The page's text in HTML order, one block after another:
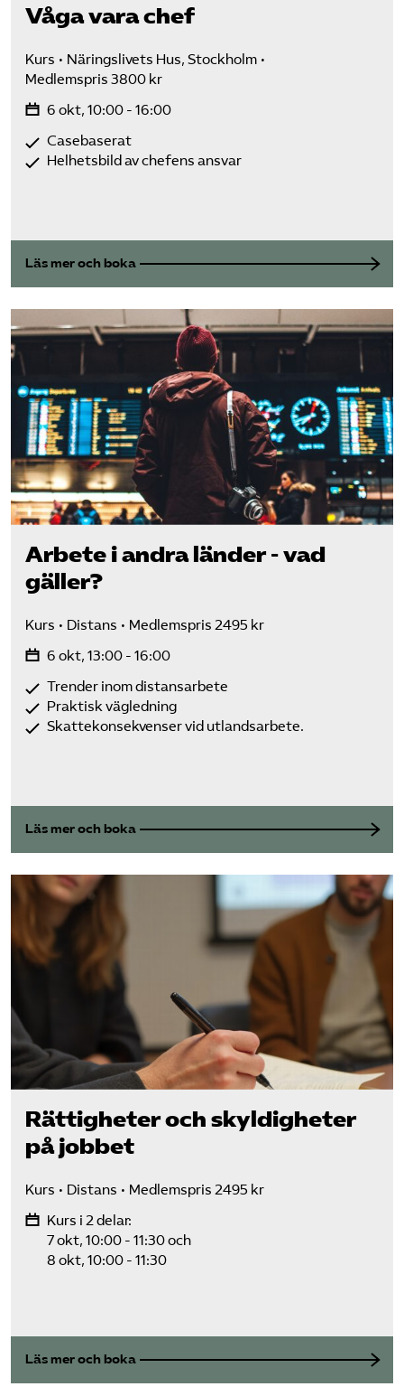
Våga vara chef
Kurs
Näringslivets Hus, Stockholm
Medlemspris 3800 kr
6 okt, 10:00 - 16:00
Casebaserat
Helhetsbild av chefens ansvar
Läs mer och boka
Arbete i andra länder - vad
gäller?
Kurs Distans
Medlemspris 2495 kr
6 okt, 13:00 - 16:00
Trender inom distansarbete
Praktisk vägledning
Skattekonsekvenser vid utlandsarbete.
Läs mer och boka
Rättigheter och skyldigheter
på jobbet
Kurs Distans
Medlemspris 2495 kr
Kurs i 2 delar:
7 okt, 10:00 - 11:30och
8 okt, 10:00 - 11:30
Läs mer och boka